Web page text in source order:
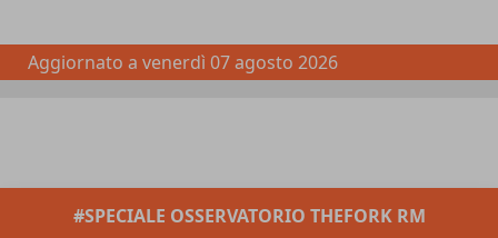
Aggiornato a venerdì 07 agosto 2026
#SPECIALE OSSERVATORIO THEFORK RM